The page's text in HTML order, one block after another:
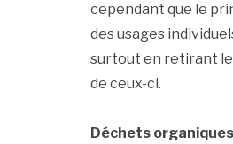
cependant que le
des usages
surtout en retirant
de ceux-ci.
Déchets